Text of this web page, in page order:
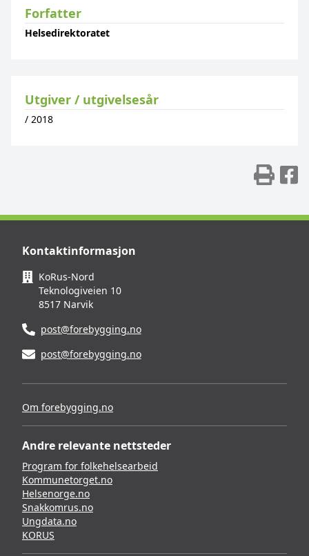
Forfatter
Helsedirektoratet
Utgiver / utgivelsesår
/ 2018
Kontaktinformasjon
KoRus-Nord
Teknologiveien 10
8517 Narvik
post@forebygging.no
post@forebygging.no
Om forebygging.no
Andre relevante nettsteder
Program for folkehelsearbeid
Kommunetorget.no
Helsenorge.no
Snakkomrus.no
Ungdata.no
KORUS